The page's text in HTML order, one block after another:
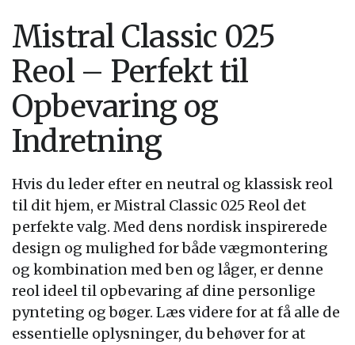
Mistral Classic 025
Reol – Perfekt til
Opbevaring og
Indretning
Hvis du leder efter en neutral og klassisk reol
til dit hjem, er Mistral Classic 025 Reol det
perfekte valg. Med dens nordisk inspirerede
design og mulighed for både vægmontering
og kombination med ben og låger, er denne
reol ideel til opbevaring af dine personlige
pynteting og bøger. Læs videre for at få alle de
essentielle oplysninger, du behøver for at